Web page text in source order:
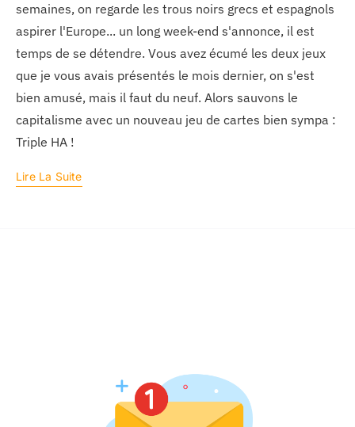
semaines, on regarde les trous noirs grecs et espagnols
aspirer l'Europe... un long week-end s'annonce, il est
temps de se détendre. Vous avez écumé les deux jeux
que je vous avais présentés le mois dernier, on s'est
bien amusé, mais il faut du neuf. Alors sauvons le
capitalisme avec un nouveau jeu de cartes bien sympa :
Triple HA !
Lire La Suite